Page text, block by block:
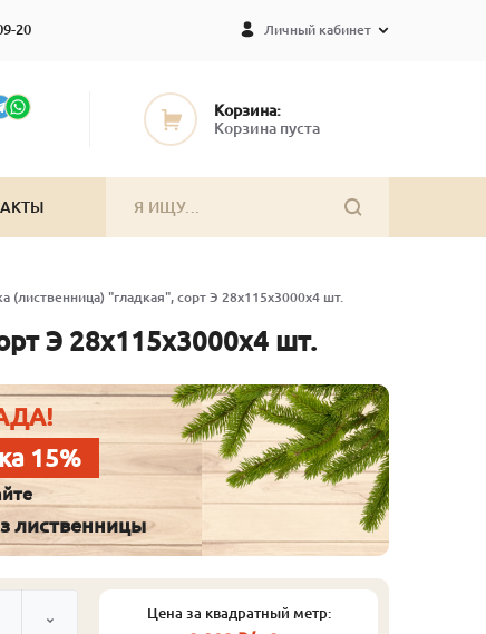
20 Личный кабинет
Корзина:
Корзина пуста
(лиственница) "гладкая", сорт Э 28х115х3000х4 шт.
Э 28х115х3000х4 шт.
15%
лиственницы
Цена за квадратный метр: